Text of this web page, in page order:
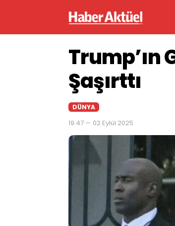
Trump’ın
Şaşırttı
DÜNYA
19:47 — 02 Eylül 2025